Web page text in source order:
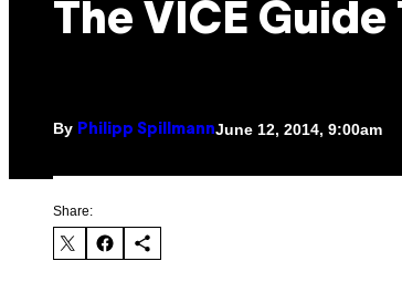
The VICE Guide
By Philipp SpillmannJune 12, 2014, 9:00am
Share: